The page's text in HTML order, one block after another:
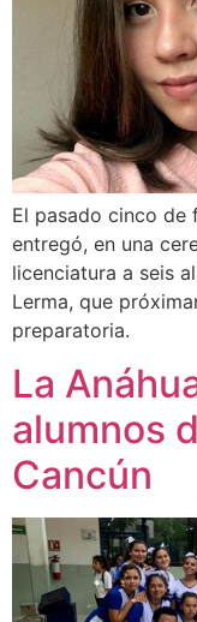
El pasado cinco de
entregó, en una
licenciatura a seis
Lerma, que
preparatoria.
La
alumnos
Cancún